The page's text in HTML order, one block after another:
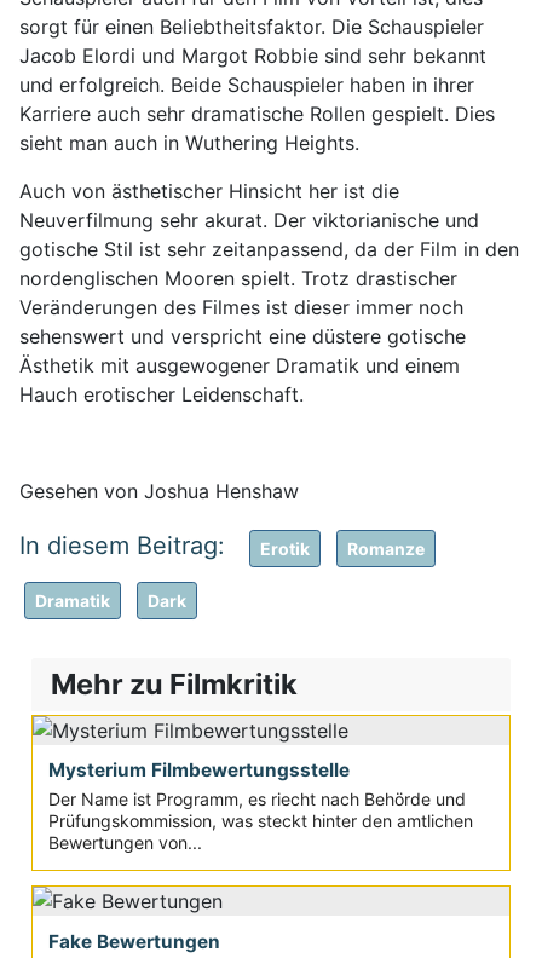
sorgt für einen Beliebtheitsfaktor. Die Schauspieler
Jacob Elordi und Margot Robbie sind sehr bekannt
und erfolgreich. Beide Schauspieler haben in ihrer
Karriere auch sehr dramatische Rollen gespielt. Dies
sieht man auch in Wuthering Heights.
Auch von ästhetischer Hinsicht her ist die
Neuverfilmung sehr akurat. Der viktorianische und
gotische Stil ist sehr zeitanpassend, da der Film in den
nordenglischen Mooren spielt. Trotz drastischer
Veränderungen des Filmes ist dieser immer noch
sehenswert und verspricht eine düstere gotische
Ästhetik mit ausgewogener Dramatik und einem
Hauch erotischer Leidenschaft.
Gesehen von Joshua Henshaw
Erotik Romanze
Dramatik Dark
Mehr zu Filmkritik
Mysterium Filmbewertungsstelle
Der Name ist Programm, es riecht nach Behörde und
Prüfungskommission, was steckt hinter den amtlichen
Bewertungen von...
Fake Bewertungen